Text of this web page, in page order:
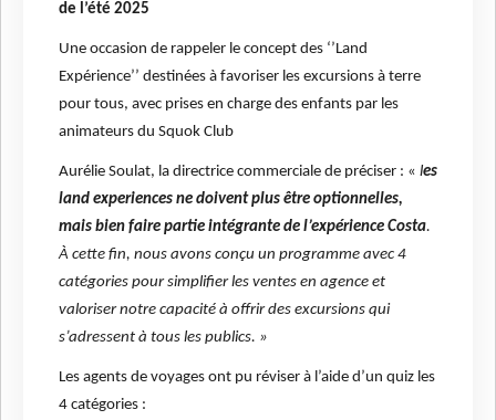
de l’été 2025
Une occasion de rappeler le concept des ‘’Land
Expérience’’ destinées à favoriser les excursions à terre
pour tous, avec prises en charge des enfants par les
animateurs du Squok Club
Aurélie Soulat, la directrice commerciale de préciser : « les
land experiences ne doivent plus être optionnelles,
mais bien faire partie intégrante de l’expérience Costa.
À cette fin, nous avons conçu un programme avec 4
catégories pour simplifier les ventes en agence et
valoriser notre capacité à offrir des excursions qui
s’adressent à tous les publics. »
Les agents de voyages ont pu réviser à l’aide d’un quiz les
4 catégories :